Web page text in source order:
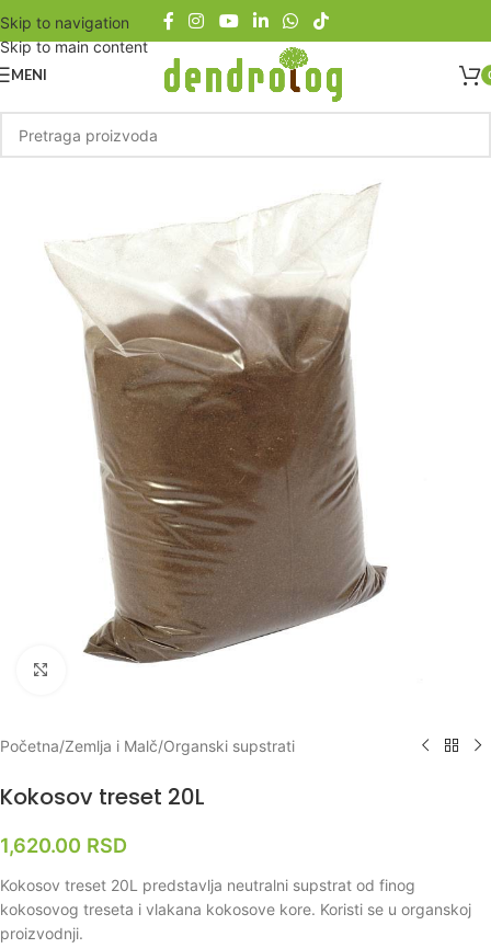
Skip to navigation
Skip to main content
MENI
Klikni za uvećanje
Početna/Zemlja i Malč/Organski supstrati
Kokosov treset 20L
1,620.00 RSD
Kokosov treset 20L predstavlja neutralni supstrat od finog
kokosovog treseta i vlakana kokosove kore. Koristi se u organskoj
proizvodnji.